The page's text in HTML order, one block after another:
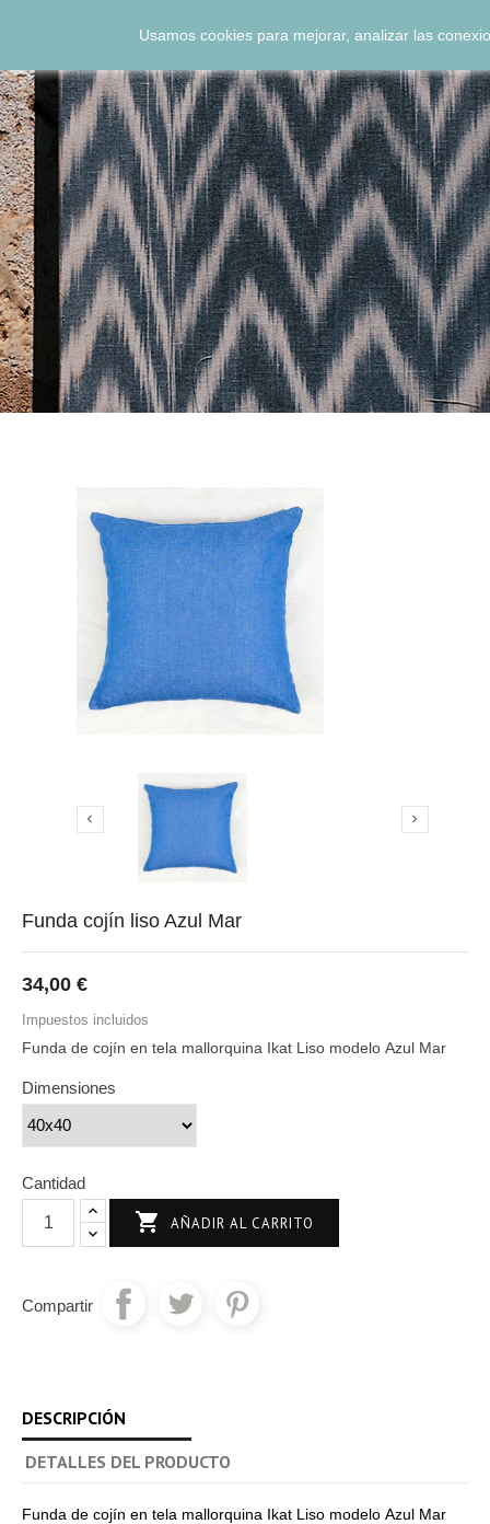
Usamos cookies para mejorar, analizar las
 
Funda cojín liso Azul Mar
34,00 €
Impuestos incluidos
Funda de cojín en tela mallorquina Ikat Liso modelo Azul Mar
Dimensiones
Cantidad
 AÑADIR AL CARRITO
Compartir
DESCRIPCIÓN
DETALLES DEL PRODUCTO
Funda de cojín en tela mallorquina Ikat Liso modelo Azul Mar